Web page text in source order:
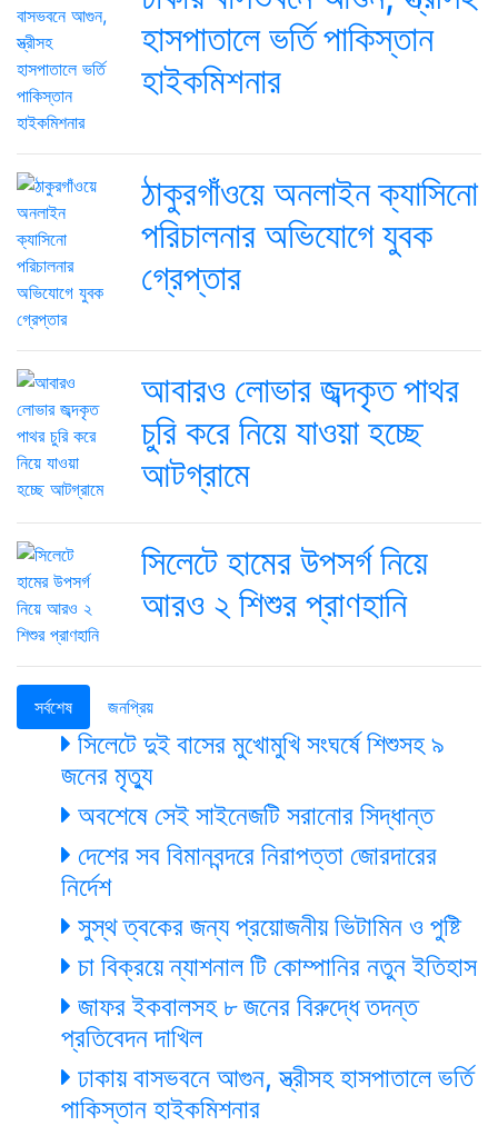
হাসপাতালে ভর্তি পাকিস্তান
হাইকমিশনার
ঠাকুরগাঁওয়ে অনলাইন ক্যাসিনো
পরিচালনার অভিযোগে যুবক
গ্রেপ্তার
আবারও লোভার জব্দকৃত পাথর
চুরি করে নিয়ে যাওয়া হচ্ছে
আটগ্রামে
সিলেটে হামের উপসর্গ নিয়ে
আরও ২ শিশুর প্রাণহানি
সর্বশেষ জনপ্রিয়
সিলেটে দুই বাসের মুখোমুখি সংঘর্ষে শিশুসহ ৯
জনের মৃত্যু
অবশেষে সেই সাইনেজটি সরানোর সিদ্ধান্ত
দেশের সব বিমানবন্দরে নিরাপত্তা জোরদারের
নির্দেশ
সুস্থ ত্বকের জন্য প্রয়োজনীয় ভিটামিন ও পুষ্টি
চা বিক্রয়ে ন্যাশনাল টি কোম্পানির নতুন ইতিহাস
জাফর ইকবালসহ ৮ জনের বিরুদ্ধে তদন্ত
প্রতিবেদন দাখিল
ঢাকায় বাসভবনে আগুন, স্ত্রীসহ হাসপাতালে ভর্তি
পাকিস্তান হাইকমিশনার